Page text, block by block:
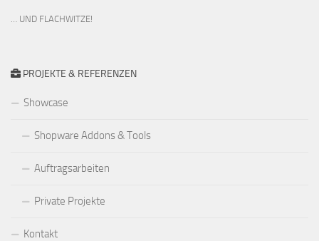
… UND FLACHWITZE!
PROJEKTE & REFERENZEN
Showcase
Shopware Addons & Tools
Auftragsarbeiten
Private Projekte
Kontakt